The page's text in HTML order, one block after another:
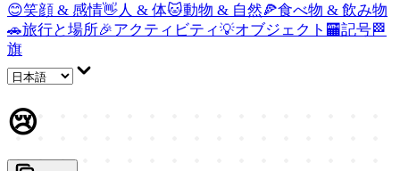
😊笑顔 & 感情👋 人 & 体🐱動物 & 自然🍕食べ物 & 飲み物
🚗旅行と場所🎉アクティビティ💡オブジェクト 🏧記号🏁
旗
😢